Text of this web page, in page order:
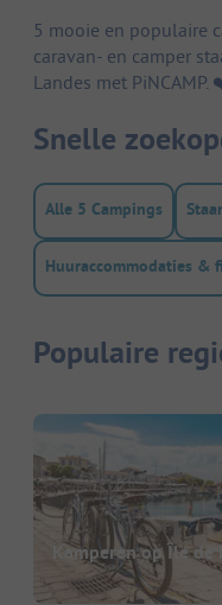
5 mooie en populaire
caravan- en camper
Landes met PiNCAMP.
Snelle
Alle 5 Campings
Huuraccommodaties &
Populaire
Kamperen op Île de